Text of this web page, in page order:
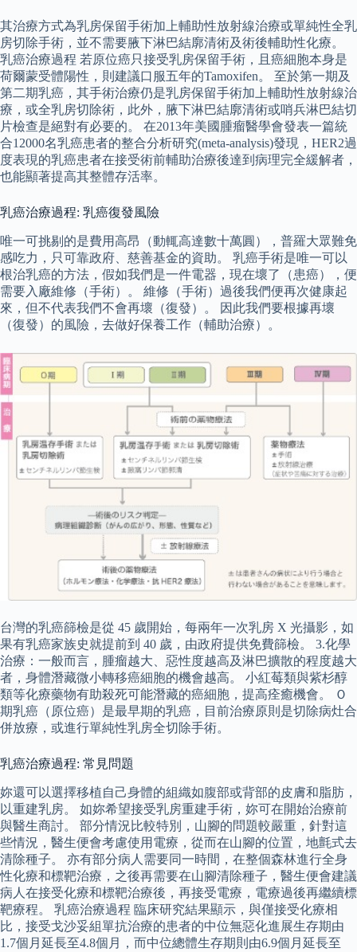
其治療方式為乳房保留手術加上輔助性放射線治療或單純性全乳
房切除手術，並不需要腋下淋巴結廓清術及術後輔助性化療。
乳癌治療過程 若原位癌只接受乳房保留手術，且癌細胞本身是
荷爾蒙受體陽性，則建議口服五年的Tamoxifen。 至於第一期及
第二期乳癌，其手術治療仍是乳房保留手術加上輔助性放射線治
療，或全乳房切除術，此外，腋下淋巴結廓清術或哨兵淋巴結切
片檢查是絕對有必要的。 在2013年美國腫瘤醫學會發表一篇統
合12000名乳癌患者的整合分析研究(meta-analysis)發現，HER2過
度表現的乳癌患者在接受術前輔助治療後達到病理完全緩解者，
也能顯著提高其整體存活率。
乳癌治療過程: 乳癌復發風險
唯一可挑剔的是費用高昂（動輒高達數十萬圓），普羅大眾難免
感吃力，只可靠政府、慈善基金的資助。 乳癌手術是唯一可以
根治乳癌的方法，假如我們是一件電器，現在壞了（患癌），便
需要入廠維修（手術）。 維修（手術）過後我們便再次健康起
來，但不代表我們不會再壞（復發）。 因此我們要根據再壞
（復發）的風險，去做好保養工作（輔助治療）。
台灣的乳癌篩檢是從 45 歲開始，每兩年一次乳房 X 光攝影，如
果有乳癌家族史就提前到 40 歲，由政府提供免費篩檢。 3.化學
治療：一般而言，腫瘤越大、惡性度越高及淋巴擴散的程度越大
者，身體潛藏微小轉移癌細胞的機會越高。 小紅莓類與紫杉醇
類等化療藥物有助殺死可能潛藏的癌細胞，提高痊癒機會。 Ｏ
期乳癌（原位癌）是最早期的乳癌，目前治療原則是切除病灶合
併放療，或進行單純性乳房全切除手術。
乳癌治療過程: 常見問題
妳還可以選擇移植自己身體的組織如腹部或背部的皮膚和脂肪，
以重建乳房。 如妳希望接受乳房重建手術，妳可在開始治療前
與醫生商討。 部分情況比較特別，山腳的問題較嚴重，針對這
些情況，醫生便會考慮使用電療，從而在山腳的位置，地氈式去
清除種子。 亦有部分病人需要同一時間，在整個森林進行全身
性化療和標靶治療，之後再需要在山腳清除種子，醫生便會建議
病人在接受化療和標靶治療後，再接受電療，電療過後再繼續標
靶療程。 乳癌治療過程 臨床研究結果顯示，與僅接受化療相
比，接受戈沙妥組單抗治療的患者的中位無惡化進展生存期由
1.7個月延長至4.8個月，而中位總體生存期則由6.9個月延長至